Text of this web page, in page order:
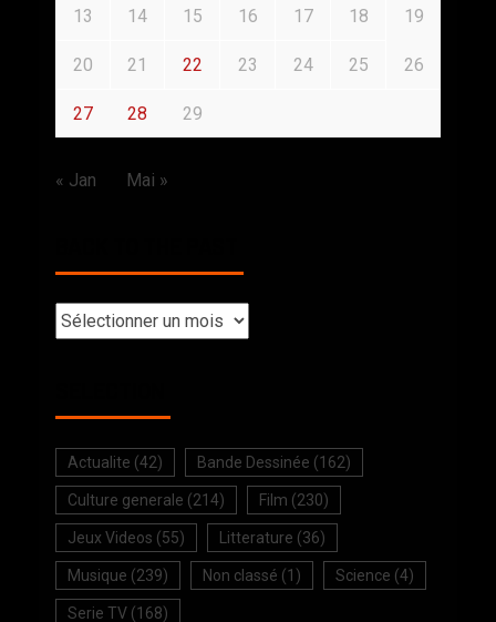
13 14 15 16 17 18 19
20 21 22 23 24 25 26
27 28 29
« Jan Mai »
Actualite (42) Bande Dessinée (162)
Culture generale (214) Film (230)
Jeux Videos (55) Litterature (36)
Musique (239) Non classé (1) Science (4)
Serie TV (168)